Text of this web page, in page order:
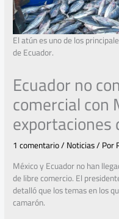
El atún es uno de los
de Ecuador.
Ecuador no
comercial con
1 comentario/Noticias/ Por
México y Ecuador no han
de libre comercio. El
detalló que los temas en los
camarón.